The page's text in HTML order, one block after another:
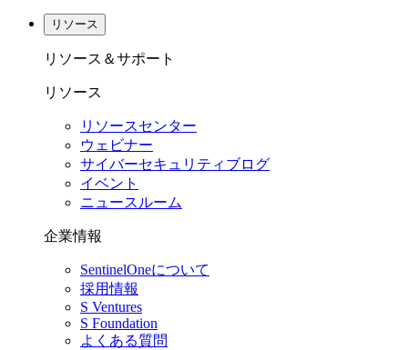
リソース
リソース＆サポート
リソース
リソースセンター
ウェビナー
サイバーセキュリティブログ
イベント
ニュースルーム
企業情報
SentinelOneについて
採用情報
S Ventures
S Foundation
よくある質問